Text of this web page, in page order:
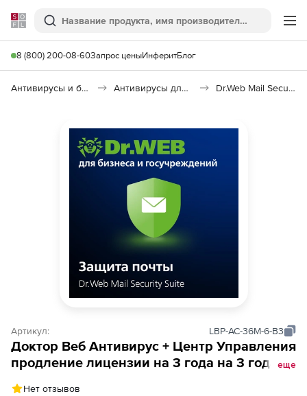
Softline
Поиск
8 (800) 200-08-60Запрос ценыИнферитБлог
Антивирусы и безопасность Антивирусы для организаций Dr.Web Mail Security Suite
Артикул: LBP-AC-36M-6-B3
Доктор Веб Антивирус + Центр Управления
продление лицензии на 3 года на 3 года
еще
Нет отзывов